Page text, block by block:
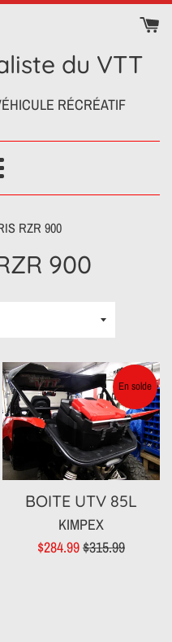
du VTT
RÉCRÉATIF
RZR 900
900
BOITE UTV 85L
KIMPEX
Prix
$284.99Prix
$315.99
En solde